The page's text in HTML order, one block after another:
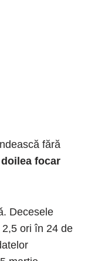
fără
focar
Decesele
ori în 24 de